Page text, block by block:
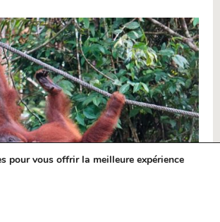
pour vous offrir la meilleure expérience